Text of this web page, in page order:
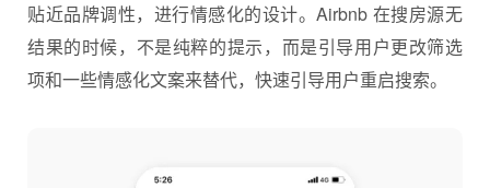
贴近品牌调性，进行情感化的设计。Airbnb 在搜房源无
结果的时候，不是纯粹的提示，而是引导用户更改筛选
项和一些情感化文案来替代，快速引导用户重启搜索。